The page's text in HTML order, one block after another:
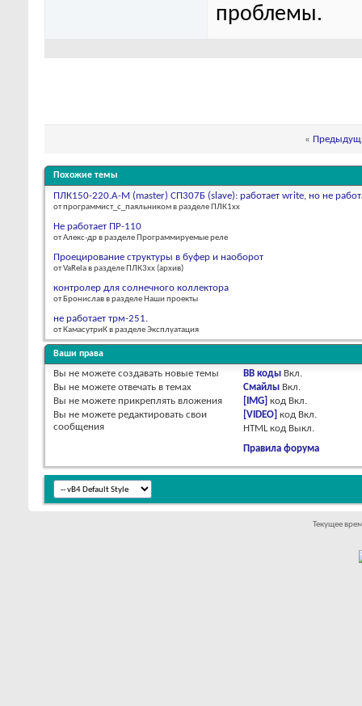
проблемы.
«
Похожие темы
ПЛК150-220.А-М (master) СП307Б (slave): работает write, но не
от программист_с_паяльником в разделе ПЛК1хх
Не работает ПР-110
от Алекс-др в разделе Программируемые реле
Проецирование структуры в буфер и наоборот
от VaRela в разделе ПЛК3xx (архив)
контролер для солнечного коллектора
от Бронислав в разделе Наши проекты
не работает трм-251.
от КамасутриК в разделе Эксплуатация
Ваши права
Вы не можете создавать новые темы
Вы не можете отвечать в темах
Вы не можете прикреплять вложения
Вы не можете редактировать свои
сообщения
BB коды Вкл.
Смайлы Вкл.
[IMG] код Вкл.
[VIDEO] код Вкл.
HTML код Выкл.
Правила форума
Текущее